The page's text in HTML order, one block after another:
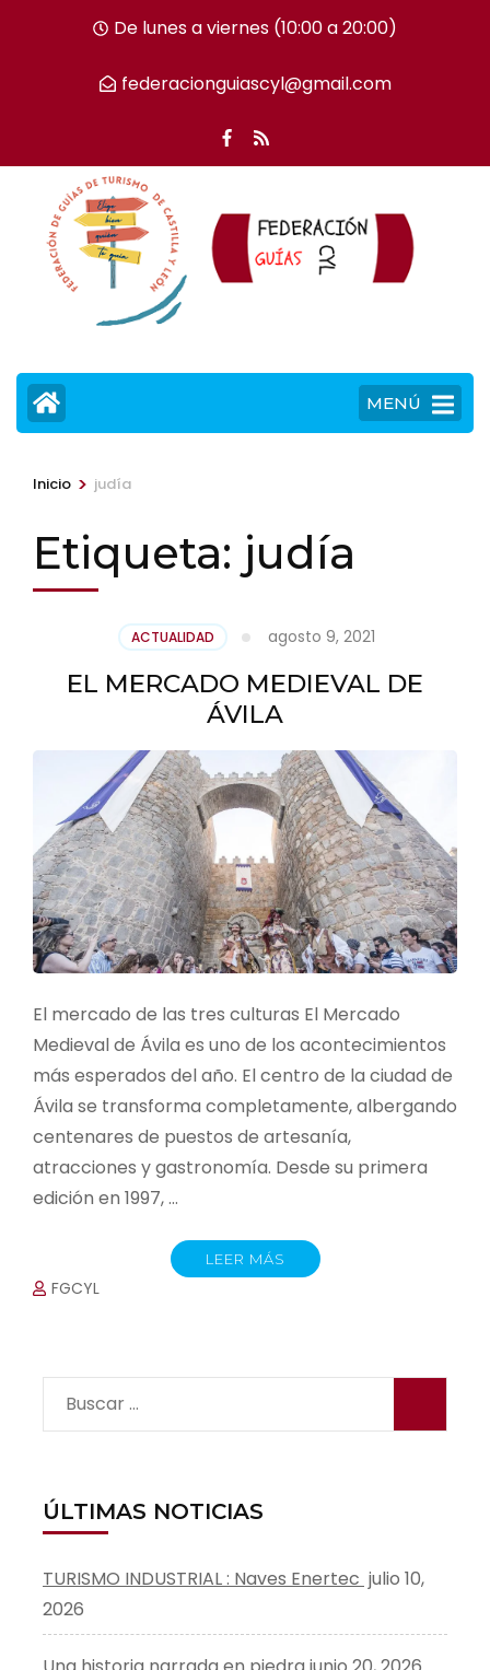
tecla
De lunes a viernes (10:00 a 20:00)
federacionguiascyl@gmail.com
MENÚ
Inicio > judía
Etiqueta: judía
ACTUALIDAD agosto 9, 2021
EL MERCADO MEDIEVAL DE
ÁVILA
El mercado de las tres culturas El Mercado
Medieval de Ávila es uno de los acontecimientos
más esperados del año. El centro de la ciudad de
Ávila se transforma completamente, albergando
centenares de puestos de artesanía,
atracciones y gastronomía. Desde su primera
edición en 1997, …
LEER MÁS
FGCYL
Buscar:
ÚLTIMAS NOTICIAS
TURISMO INDUSTRIAL : Naves Enertec julio 10,
2026